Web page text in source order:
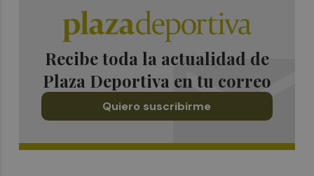
Recibe toda la actualidad de
Plaza Deportiva en tu correo
Quiero suscribirme